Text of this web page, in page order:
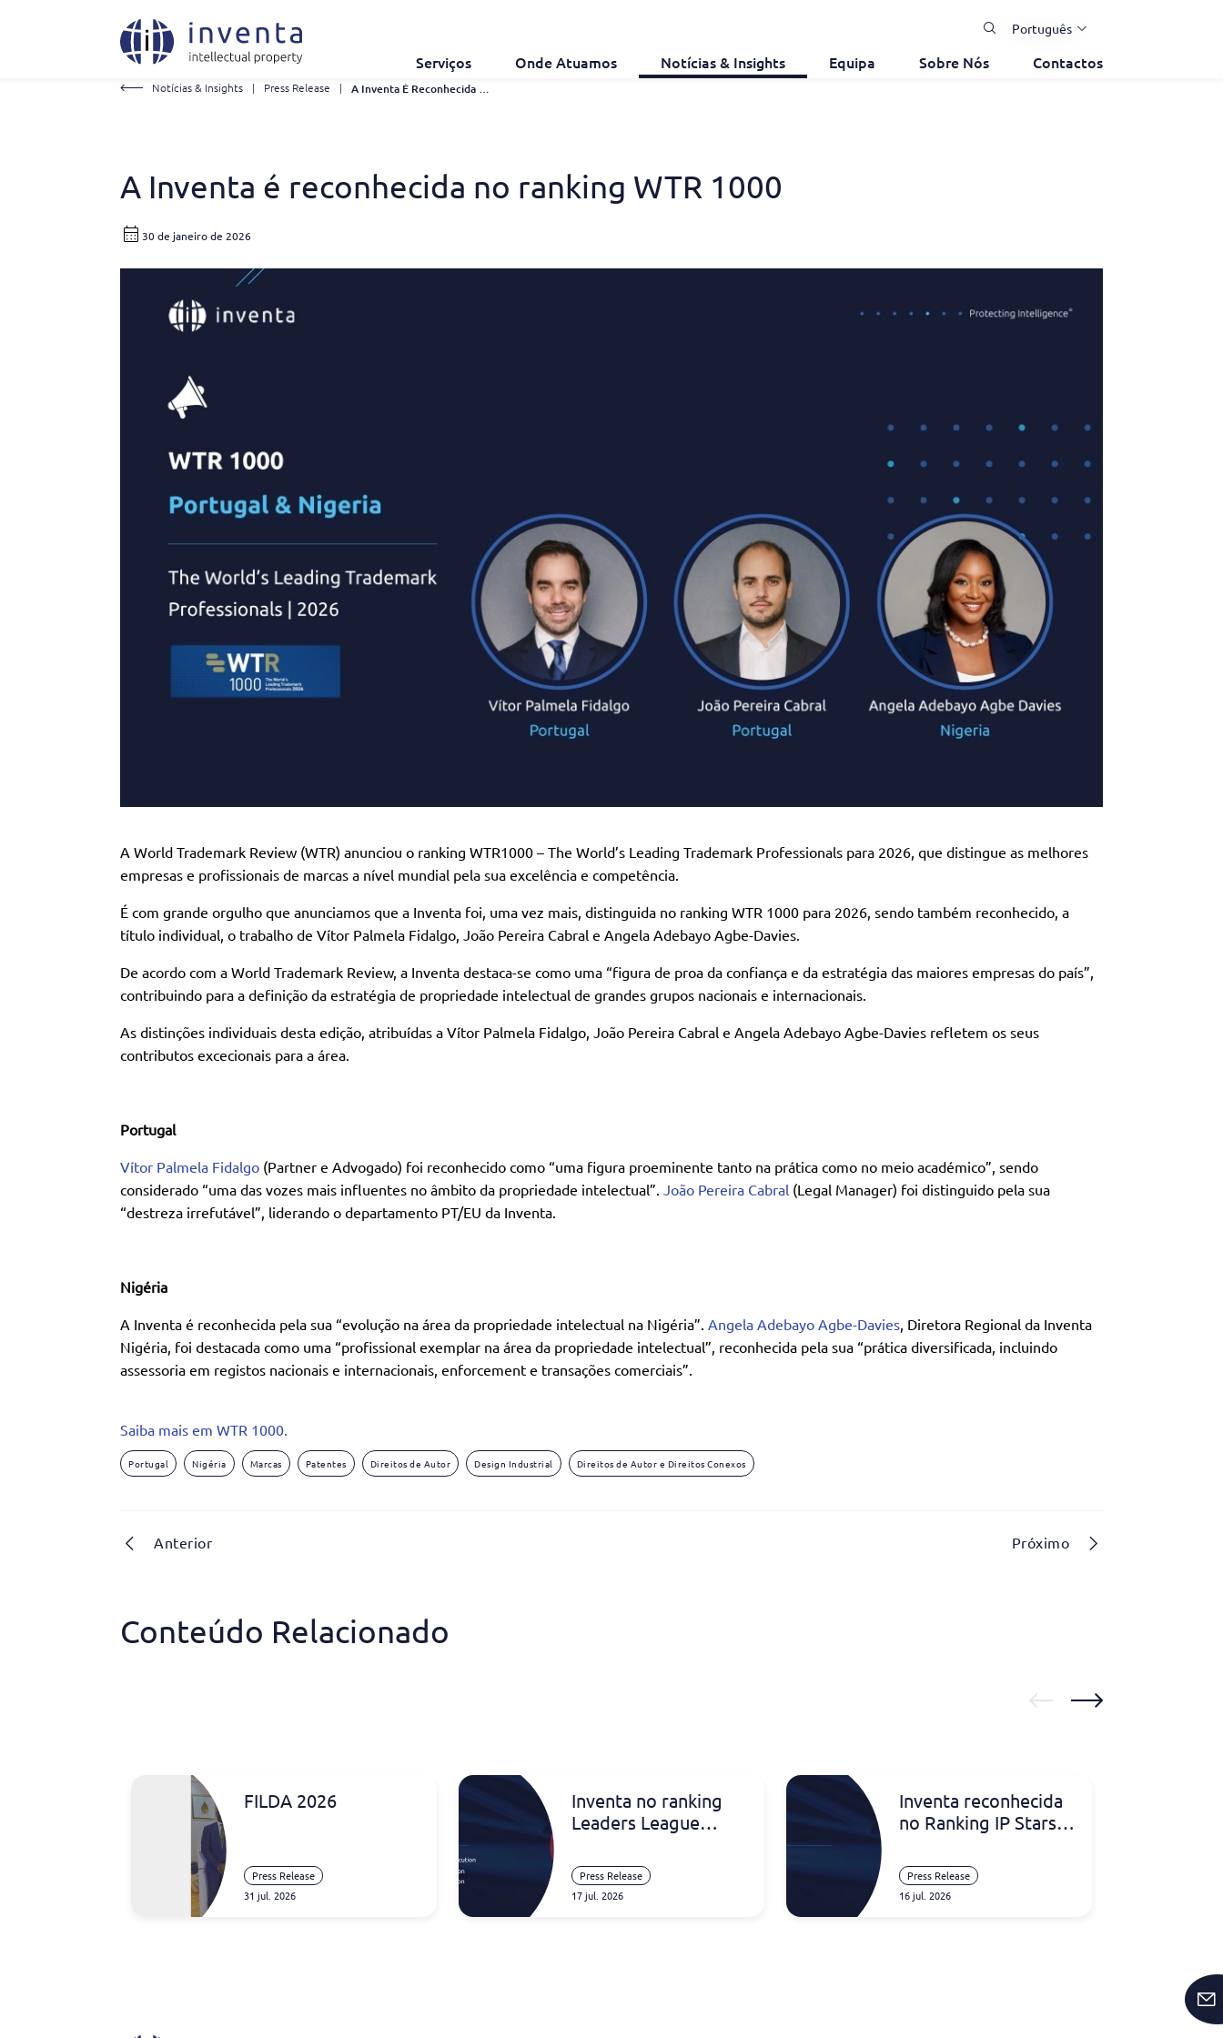
Português
Serviços Onde Atuamos Notícias & Insights Equipa Sobre Nós Contactos
Notícias & Insights | Press Release | A Inventa É Reconhecida No Ranking WTR 1000
A Inventa é reconhecida no ranking WTR 1000
30 de janeiro de 2026
A World Trademark Review (WTR) anunciou o ranking WTR1000 – The World’s Leading Trademark Professionals para 2026, que distingue as melhores
empresas e profissionais de marcas a nível mundial pela sua excelência e competência.
É com grande orgulho que anunciamos que a Inventa foi, uma vez mais, distinguida no ranking WTR 1000 para 2026, sendo também reconhecido, a
título individual, o trabalho de Vítor Palmela Fidalgo, João Pereira Cabral e Angela Adebayo Agbe-Davies.
De acordo com a World Trademark Review, a Inventa destaca-se como uma “figura de proa da confiança e da estratégia das maiores empresas do país”,
contribuindo para a definição da estratégia de propriedade intelectual de grandes grupos nacionais e internacionais.
As distinções individuais desta edição, atribuídas a Vítor Palmela Fidalgo, João Pereira Cabral e Angela Adebayo Agbe-Davies refletem os seus
contributos excecionais para a área.
Portugal
Vítor Palmela Fidalgo (Partner e Advogado) foi reconhecido como “uma figura proeminente tanto na prática como no meio académico”, sendo
considerado “uma das vozes mais influentes no âmbito da propriedade intelectual”.
João Pereira Cabral (Legal Manager) foi distinguido pela sua
“destreza irrefutável”, liderando o departamento PT/EU da Inventa.
Nigéria
A Inventa é reconhecida pela sua “evolução na área da propriedade intelectual na Nigéria”. Angela Adebayo Agbe-Davies , Diretora Regional da Inventa
Nigéria, foi destacada como uma “profissional exemplar na área da propriedade intelectual”, reconhecida pela sua “prática diversificada, incluindo
assessoria em registos nacionais e internacionais, enforcement e transações comerciais”.
Saiba mais em WTR 1000.
Portugal Nigéria Marcas Patentes Direitos de Autor Design Industrial Direitos de Autor e Direitos Conexos
Anterior Próximo
Conteúdo Relacionado
FILDA 2026
Press Release
31 jul. 2026
Inventa no ranking
Leaders League
Press Release
17 jul. 2026
Inventa reconhecida
no Ranking IP Stars
Press Release
16 jul. 2026